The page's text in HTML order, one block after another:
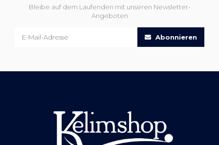
Bleibe auf dem Laufenden mit unseren Newsletter-
Angeboten
Abonnieren